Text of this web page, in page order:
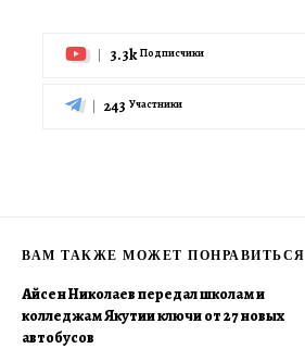
3.3k Подписчики
243 Участники
ВАМ ТАКЖЕ МОЖЕТ ПОНРАВИТЬСЯ
Айсен Николаев передал школам и
колледжам Якутии ключи от 27 новых
автобусов